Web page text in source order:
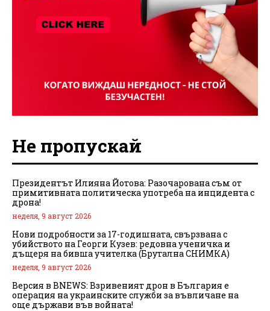
Не пропускай
Президентът Илияна Йотова: Разочарована съм от
примитивната политическа употреба на инцидента с
дрона!
неделя, 9 август 2026
Нови подробности за 17-годишната, свързвана с
убийството на Георги Кузев: редовна ученичка и
дъщеря на бивша учителка (Брутална СНИМКА)
неделя, 9 август 2026
Версия в BNEWS: Взривеният дрон в България е
операция на украинските служби за въвличане на
още държави във войната!